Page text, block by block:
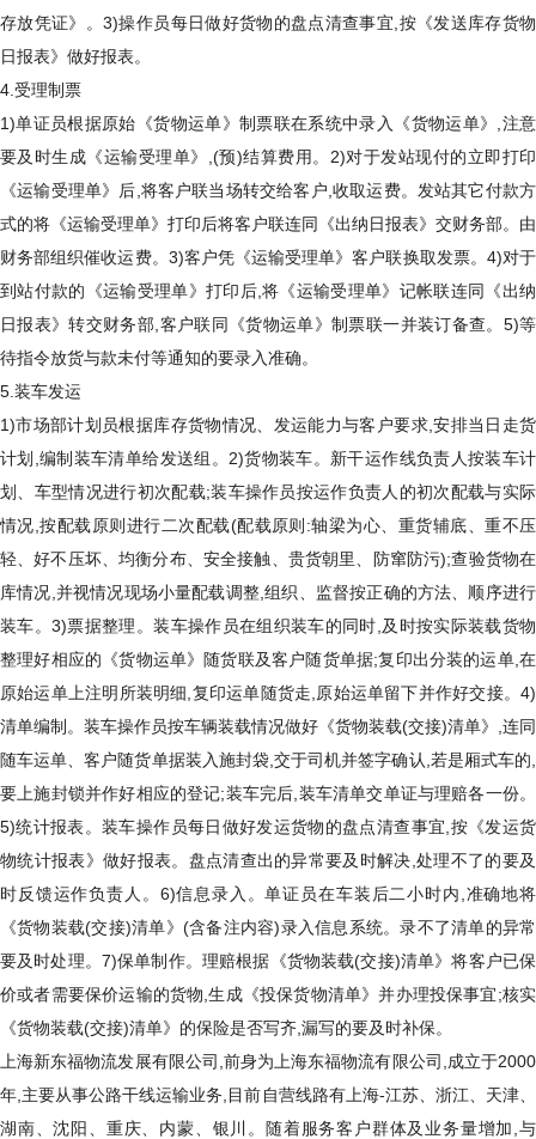
存放凭证》。3)操作员每日做好货物的盘点清查事宜,按《发送库存货物
日报表》做好报表。
4.受理制票
1)单证员根据原始《货物运单》制票联在系统中录入《货物运单》,注意
要及时生成《运输受理单》,(预)结算费用。2)对于发站现付的立即打印
《运输受理单》后,将客户联当场转交给客户,收取运费。发站其它付款方
式的将《运输受理单》打印后将客户联连同《出纳日报表》交财务部。由
财务部组织催收运费。3)客户凭《运输受理单》客户联换取发票。4)对于
到站付款的《运输受理单》打印后,将《运输受理单》记帐联连同《出纳
日报表》转交财务部,客户联同《货物运单》制票联一并装订备查。5)等
待指令放货与款未付等通知的要录入准确。
5.装车发运
1)市场部计划员根据库存货物情况、发运能力与客户要求,安排当日走货
计划,编制装车清单给发送组。2)货物装车。新干运作线负责人按装车计
划、车型情况进行初次配载;装车操作员按运作负责人的初次配载与实际
情况,按配载原则进行二次配载(配载原则:轴梁为心、重货辅底、重不压
轻、好不压坏、均衡分布、安全接触、贵货朝里、防窜防污);查验货物在
库情况,并视情况现场小量配载调整,组织、监督按正确的方法、顺序进行
装车。3)票据整理。装车操作员在组织装车的同时,及时按实际装载货物
整理好相应的《货物运单》随货联及客户随货单据;复印出分装的运单,在
原始运单上注明所装明细,复印运单随货走,原始运单留下并作好交接。4)
清单编制。装车操作员按车辆装载情况做好《货物装载(交接)清单》,连同
随车运单、客户随货单据装入施封袋,交于司机并签字确认,若是厢式车的,
要上施封锁并作好相应的登记;装车完后,装车清单交单证与理赔各一份。
5)统计报表。装车操作员每日做好发运货物的盘点清查事宜,按《发运货
物统计报表》做好报表。盘点清查出的异常要及时解决,处理不了的要及
时反馈运作负责人。6)信息录入。单证员在车装后二小时内,准确地将
《货物装载(交接)清单》(含备注内容)录入信息系统。录不了清单的异常
要及时处理。7)保单制作。理赔根据《货物装载(交接)清单》将客户已保
价或者需要保价运输的货物,生成《投保货物清单》并办理投保事宜;核实
《货物装载(交接)清单》的保险是否写齐,漏写的要及时补保。
上海新东福物流发展有限公司,前身为上海东福物流有限公司,成立于2000
年,主要从事公路干线运输业务,目前自营线路有上海-江苏、浙江、天津、
湖南、沈阳、重庆、内蒙、银川。随着服务客户群体及业务量增加,与